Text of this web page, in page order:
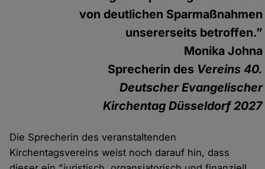
von deutlichen Sparmaßnahmen
unsererseits betroffen.”
Monika Johna
Sprecherin des Vereins 40.
Deutscher Evangelischer
Kirchentag Düsseldorf 2027
Die Sprecherin des veranstaltenden
Kirchentagsvereins weist noch darauf hin, dass